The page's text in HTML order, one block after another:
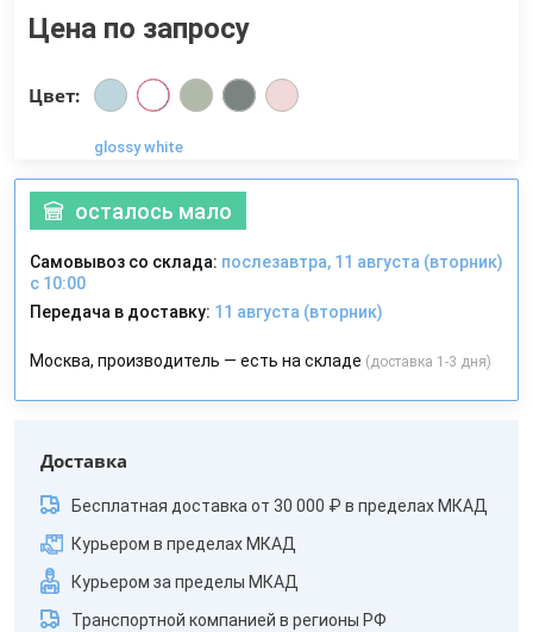
Цена по запросу
Цвет:
glossy white
осталось мало
Самовывоз со склада: послезавтра, 11 августа (вторник)
с 10:00
Передача в доставку: 11 августа (вторник)
Москва, производитель — есть на складе (доставка 1-3 дня)
Доставка
Бесплатная доставка от 30 000 ₽ в пределах МКАД
Курьером в пределах МКАД
Курьером за пределы МКАД
Транспортной компанией в регионы РФ